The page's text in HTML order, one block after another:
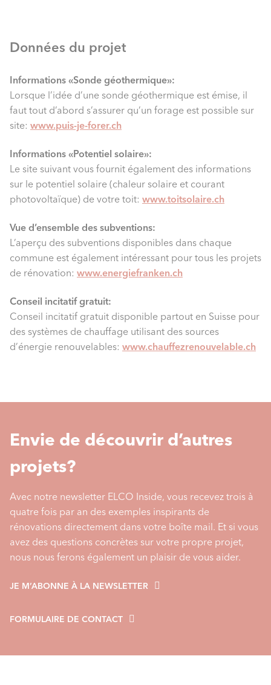
Données du projet
Informations «Sonde géothermique»:
Lorsque l’idée d’une sonde géothermique est émise, il
faut tout d’abord s’assurer qu’un forage est possible sur
site: www.puis-je-forer.ch
Informations «Potentiel solaire»:
Le site suivant vous fournit également des informations
sur le potentiel solaire (chaleur solaire et courant
photovoltaïque) de votre toit: www.toitsolaire.ch
Vue d’ensemble des subventions:
L’aperçu des subventions disponibles dans chaque
commune est également intéressant pour tous les projets
de rénovation: www.energiefranken.ch
Conseil incitatif gratuit:
Conseil incitatif gratuit disponible partout en Suisse pour
des systèmes de chauffage utilisant des sources
d’énergie renouvelables: www.chauffezrenouvelable.ch
Envie de découvrir d’autres
projets?
Avec notre newsletter ELCO Inside, vous recevez trois à
quatre fois par an des exemples inspirants de
rénovations directement dans votre boîte mail. Et si vous
avez des questions concrètes sur votre propre projet,
nous nous ferons également un plaisir de vous aider.
JE M’ABONNE À LA NEWSLETTER
FORMULAIRE DE CONTACT